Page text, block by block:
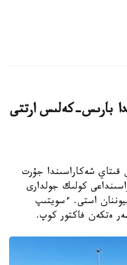
بارىس-كەلىس ارتتى
قىتاي شەكاراسىندا جۇرت
كولىك جولدارى
وتكەن جولاۋشى سانى 1 ميليوننان استى. ءسويتىپ
ەتكەن فاكتور كوپ.